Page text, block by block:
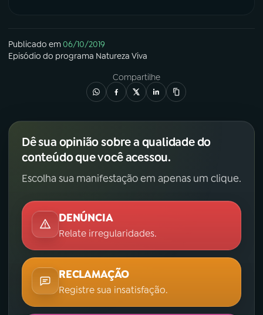
Publicado em06/10/2019
Episódio do programa Natureza Viva
Compartilhe
Dê sua opinião sobre a qualidade do
conteúdo que você acessou.
Escolha sua manifestação em apenas um clique.
DENÚNCIA
Relate irregularidades.
RECLAMAÇÃO
Registre sua insatisfação.